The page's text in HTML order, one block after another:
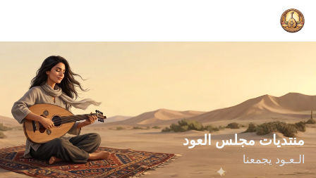
منتديات مجلس العود
الـعـود يجمعنا